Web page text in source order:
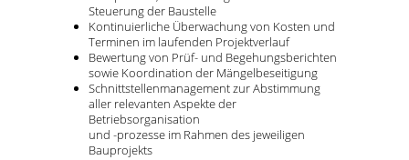
Steuerung der Baustelle
Kontinuierliche Überwachung von Kosten und
Terminen im laufenden Projektverlauf
Bewertung von Prüf- und Begehungsberichten
sowie Koordination der Mängelbeseitigung
Schnittstellenmanagement zur Abstimmung
aller relevanten Aspekte der
Betriebsorganisation
und -prozesse im Rahmen des jeweiligen
Bauprojekts